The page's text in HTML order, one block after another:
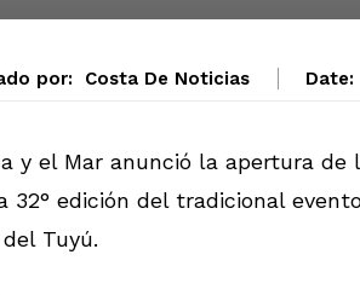
por: Costa De Noticias Date:
y el Mar anunció la apertura de
edición del tradicional
Tuyú.